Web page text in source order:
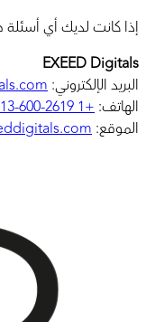
إذا كانت لديك أي أسئلة
EXEED Digitals
البريد الإلكتروني:
الهاتف:
+1 613-600-2619
الموقع: